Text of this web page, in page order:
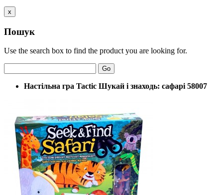
x
Пошук
Use the search box to find the product you are looking for.
Go
Настільна гра Tactic Шукай і знаходь: сафарі 58007